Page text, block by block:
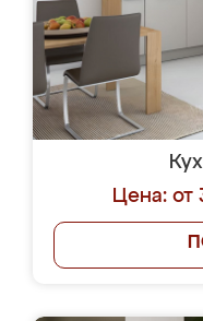
Цена: от